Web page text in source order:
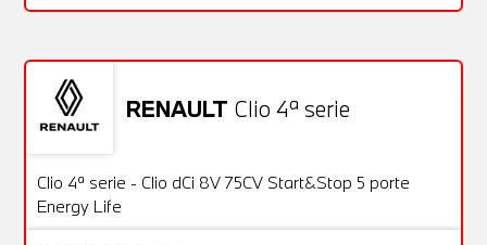
RENAULT Clio 4ª serie
OFFERTA
Usato
Clio 4ª serie - Clio dCi 8V 75CV Start&Stop 5 porte
Energy Life